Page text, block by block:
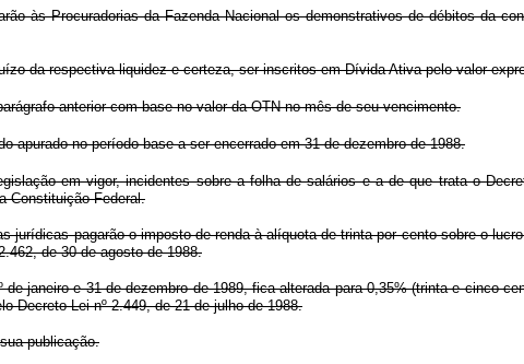
às Procuradorias da Fazenda Nacional os demonstrativos de débitos da
da respectiva liquidez e certeza, ser inscritos em Dívida Ativa pelo valor
anterior com base no valor da OTN no mês de seu vencimento.
apurado no período-base a ser encerrado em 31 de dezembro de 1988.
em vigor, incidentes sobre a folha de salários e a de que trata o
Constituição Federal.
jurídicas pagarão o imposto de renda à alíquota de trinta por cento sobre o
de 30 de agosto de 1988.
janeiro e 31 de dezembro de 1989, fica alterada para 0,35% (trinta e cinco
Decreto-Lei nº 2.449, de 21 de julho de 1988.
publicação.